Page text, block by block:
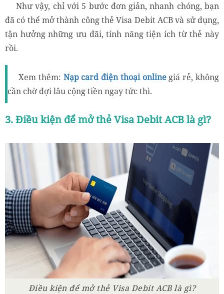
Như vậy, chỉ với 5 bước đơn giản, nhanh chóng, bạn
đã có thể mở thành công thẻ Visa Debit ACB và sử dụng,
tận hưởng những ưu đãi, tính năng tiện ích từ thẻ này
rồi.
Xem thêm: Nạp card điện thoại onlinegiá rẻ, không
cần chờ đợi lâu cộng tiền ngay tức thì.
3. Điều kiện để mở thẻ Visa Debit ACB là gì?
Điều kiện để mở thẻ Visa Debit ACB là gì?